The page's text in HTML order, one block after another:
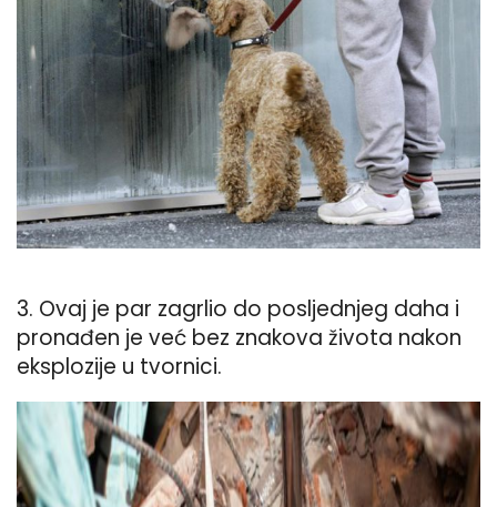
3. Ovaj je par zagrlio do posljednjeg daha i
pronađen je već bez znakova života nakon
eksplozije u tvornici.